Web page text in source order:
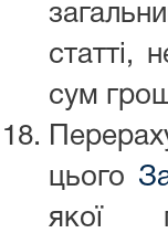
статті,
сум
цього
якої